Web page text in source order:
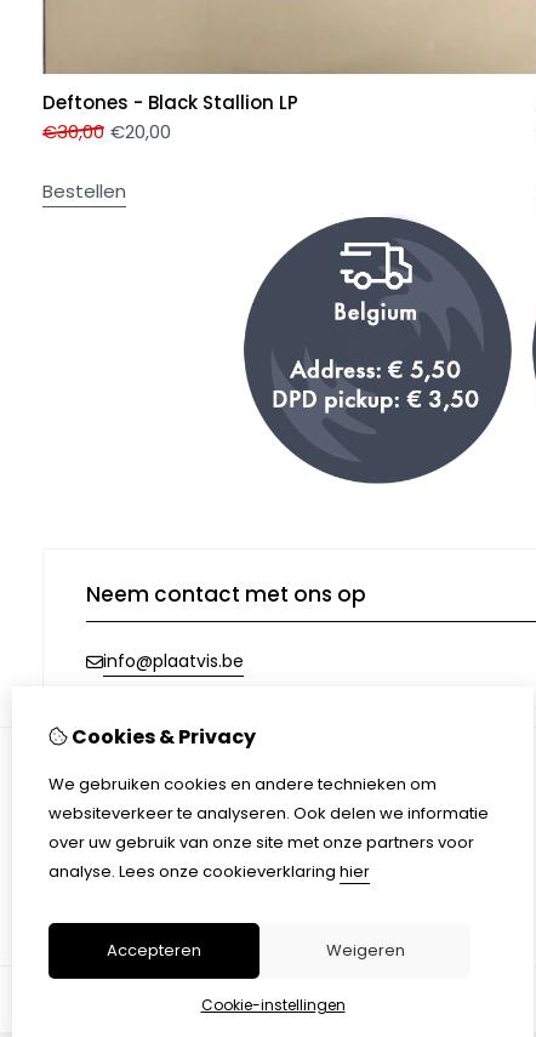
Deftones - Black Stallion LP
€30,00 €20,00
Bestellen
Neem contact met ons op
info@plaatvis.be
Informatie
Afhalen & Verzending
Algemene voorwaarden
Cookies & Privacy
We gebruiken cookies en andere technieken om
websiteverkeer te analyseren. Ook delen we informatie
over uw gebruik van onze site met onze partners voor
analyse. Lees onze cookieverklaring hier
Accepteren Weigeren
Cookie-instellingen